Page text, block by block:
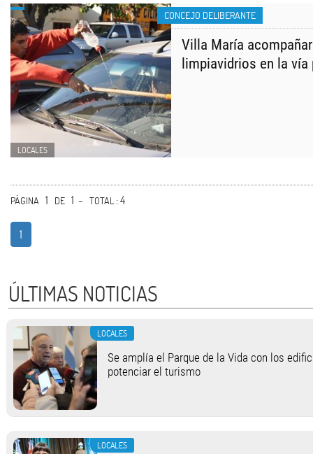
CONCEJO DELIBERANTE
LOCALES
Villa María
limpiavidrios en la vía
PÁGINA 1 DE 1 - TOTAL: 4
1
ÚLTIMAS NOTICIAS
LOCALES
Se amplía el Parque de la Vida con los
potenciar el turismo
LOCALES